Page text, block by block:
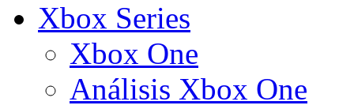
Xbox Series
Xbox One
Análisis Xbox One